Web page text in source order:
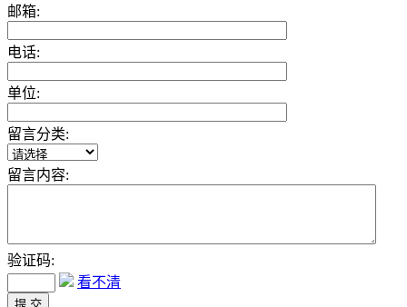
邮箱:
电话:
单位:
留言分类:
留言内容:
验证码:
看不清